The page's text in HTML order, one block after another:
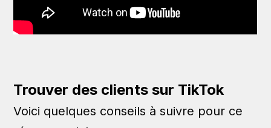
Trouver des clients sur TikTok
Voici quelques conseils à suivre pour ce